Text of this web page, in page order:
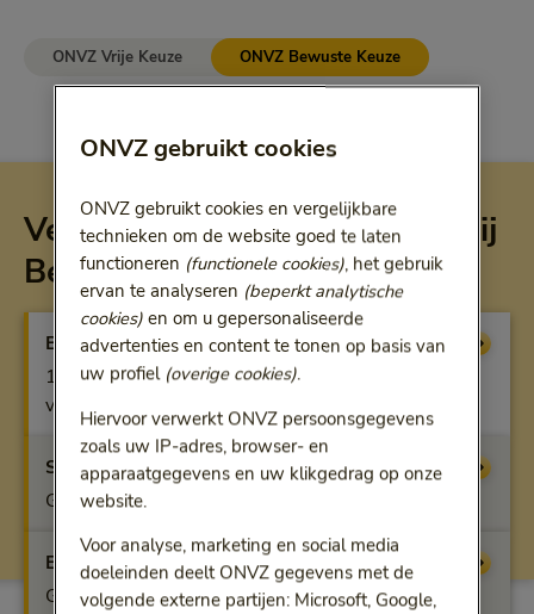
ONVZ Vrije Keuze ONVZ Bewuste Keuze
Vergoeding per verzekering bij
Bewuste Keuze
Basisverzekering Vergoeding
100% bij gecontracteerde zorg, anders beperkte
vergoeding
Start Vergoeding
Geen vergoeding
Extra Vergoeding
Geen vergoeding
ONVZ gebruikt cookies
ONVZ gebruikt cookies en vergelijkbare
technieken om de website goed te laten
functioneren (functionele cookies), het gebruik
ervan te analyseren (beperkt analytische
cookies)en om u gepersonaliseerde
advertenties en content te tonen op basis van
uw profiel (overige cookies).
Hiervoor verwerkt ONVZ persoonsgegevens
zoals uw IP-adres, browser- en
apparaatgegevens en uw klikgedrag op onze
website.
Voor analyse, marketing en social media
doeleinden deelt ONVZ gegevens met de
volgende externe partijen: Microsoft, Google,